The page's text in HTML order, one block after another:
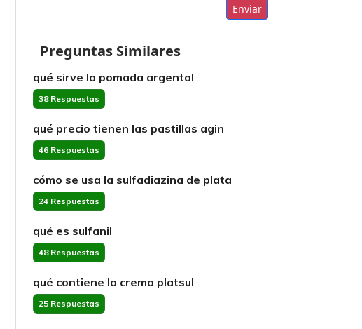
Enviar
Preguntas Similares
qué sirve la pomada argental
38 Respuestas
qué precio tienen las pastillas agin
46 Respuestas
cómo se usa la sulfadiazina de plata
24 Respuestas
qué es sulfanil
48 Respuestas
qué contiene la crema platsul
25 Respuestas